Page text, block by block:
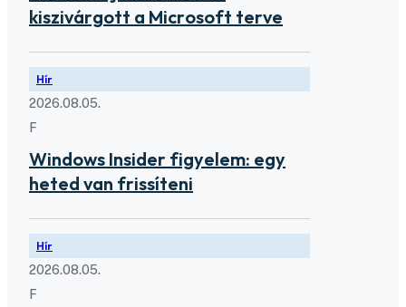
kiszivárgott a Microsoft terve
Hír
2026.08.05.
F
Windows Insider figyelem: egy
heted van frissíteni
Hír
2026.08.05.
F